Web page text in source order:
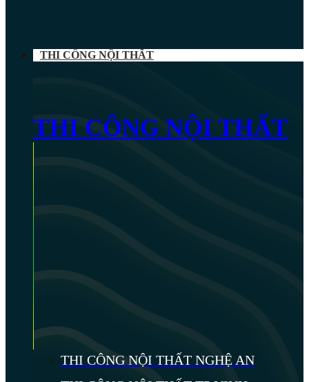
THI CÔNG NỘI THẤT
THI CÔNG NỘI THẤT
THI CÔNG NỘI THẤT NGHỆ AN